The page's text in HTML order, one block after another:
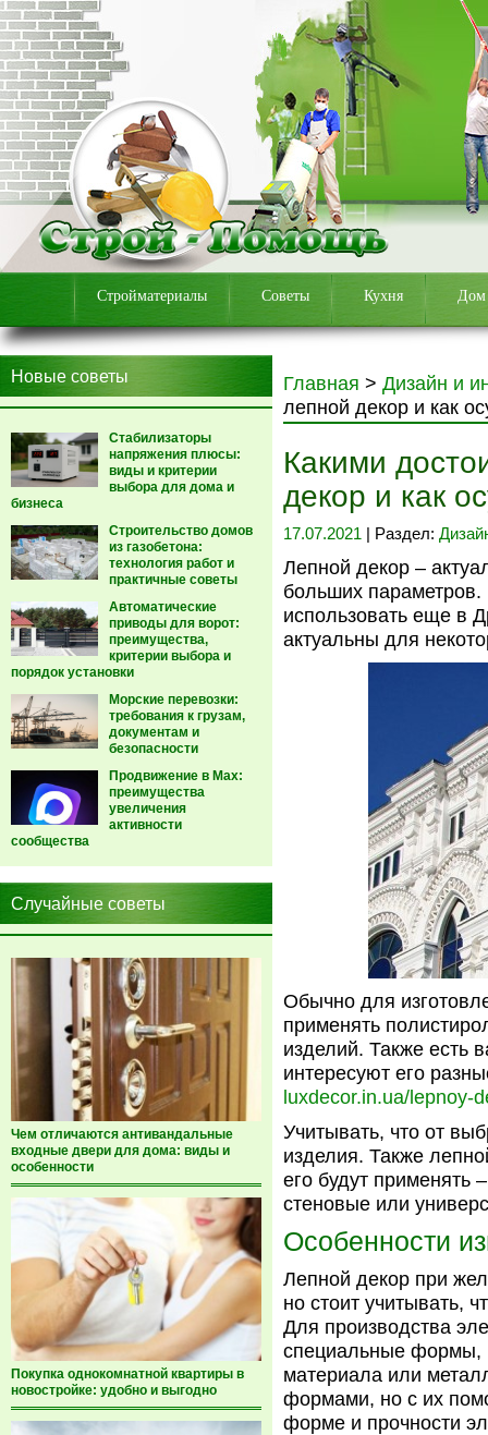
Стройматериалы Советы Кухня Дом
Новые советы
Стабилизаторы
напряжения плюсы:
виды и критерии
выбора для дома и
бизнеса
Строительство домов
из газобетона:
технология работ и
практичные советы
Автоматические
приводы для ворот:
преимущества,
критерии выбора и
порядок установки
Морские перевозки:
требования к грузам,
документам и
безопасности
Продвижение в Max:
преимущества
увеличения
активности
сообщества
Случайные советы
Чем отличаются антивандальные
входные двери для дома: виды и
особенности
Покупка однокомнатной квартиры в
новостройке: удобно и выгодно
Главная > Дизайн и
лепной декор и как
Какими
декор и как
17.07.2021 | Раздел:
Лепной декор –
больших
использовать еще в
актуальны для
Обычно для
применять
изделий. Также есть
интересуют его
luxdecor.in.ua/lepnoy-
Учитывать, что от
изделия. Также
его будут применять
стеновые или
Особенности
Лепной декор при
но стоит учитывать,
Для производства
специальные формы,
материала или
формами, но с их
форме и прочности